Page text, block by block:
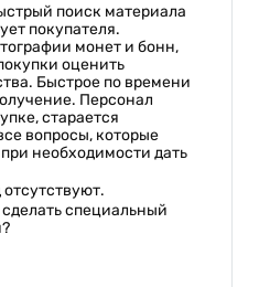
поиск материала
покупателя.
монет и бонн,
оценить
Быстрое по времени
Персонал
старается
вопросы, которые
необходимости дать
специальный